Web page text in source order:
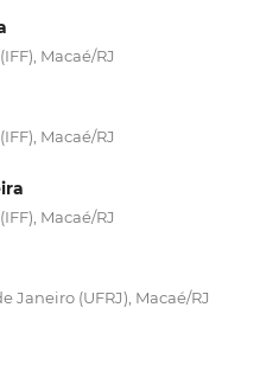
Macaé/RJ
Macaé/RJ
Macaé/RJ
Janeiro (UFRJ), Macaé/RJ